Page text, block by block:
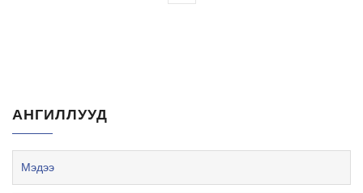
АНГИЛЛУУД
Мэдээ